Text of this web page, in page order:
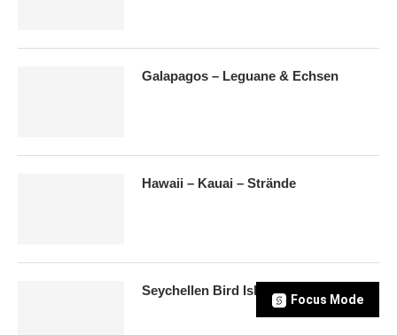
Galapagos – Leguane & Echsen
Hawaii – Kauai – Strände
Seychellen Bird Island – Schildkröten
Focus Mode